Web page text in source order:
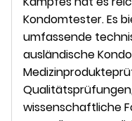
Kondomtester. Es
umfassende
ausländische
wissenschaftliche